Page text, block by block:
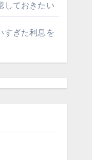
しておきたい
すぎた利息を